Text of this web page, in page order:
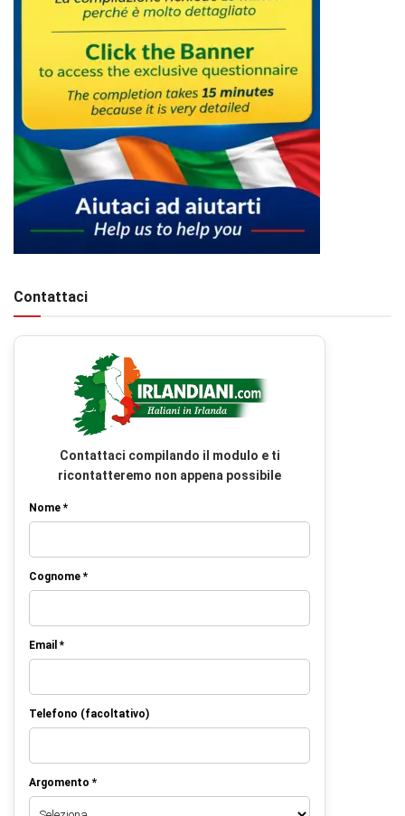
Contattaci
Contattaci compilando il modulo e ti
ricontatteremo non appena possibile
Nome *
Cognome *
Email *
Telefono (facoltativo)
Argomento *